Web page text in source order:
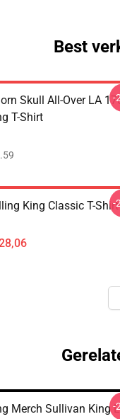
Best
Skull All-Over LA
T-Shirt
-
King Classic T-Shirt
-
Merch Sullivan King-